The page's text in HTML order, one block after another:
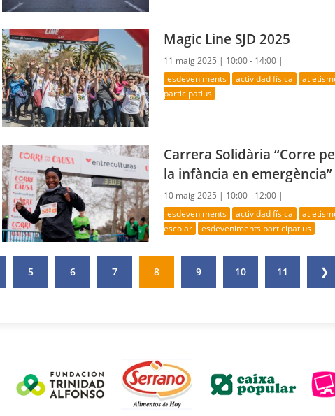
Magic Line SJD 2025
11 maig 2025 | 10:00 - 14:00 |
esdeveniments actividad física
participatius
Carrera Solidària “Corre
la infància en emergència”
10 maig 2025 | 10:00 - 12:00 |
esdeveniments actividad física
escolar
esdeveniments participatius
5 6 7 8 9 10 11 ❯